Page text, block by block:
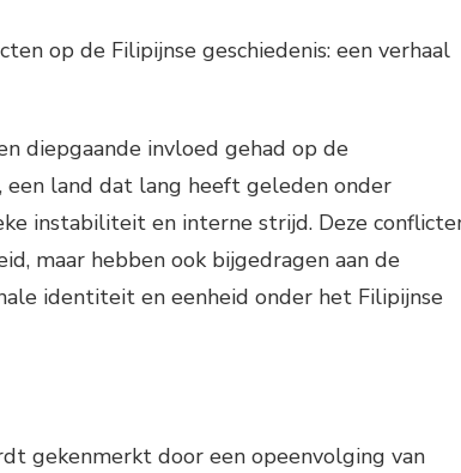
op de Filipijnse geschiedenis: een verhaal
diepgaande invloed gehad op de
een land dat lang heeft geleden onder
instabiliteit en interne strijd. Deze
maar hebben ook bijgedragen aan de
identiteit en eenheid onder het Filipijnse
gekenmerkt door een opeenvolging van